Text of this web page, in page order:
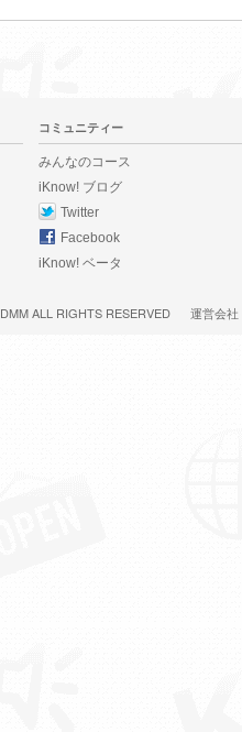
コミュニティー
みんなのコース
iKnow! ブログ
Twitter
Facebook
iKnow! ベータ
DMMALL RIGHTS RESERVED 運営会社